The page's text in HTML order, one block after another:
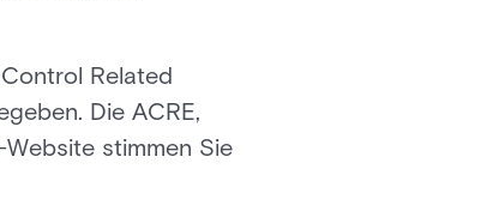
Related
Die ACRE,
stimmen Sie